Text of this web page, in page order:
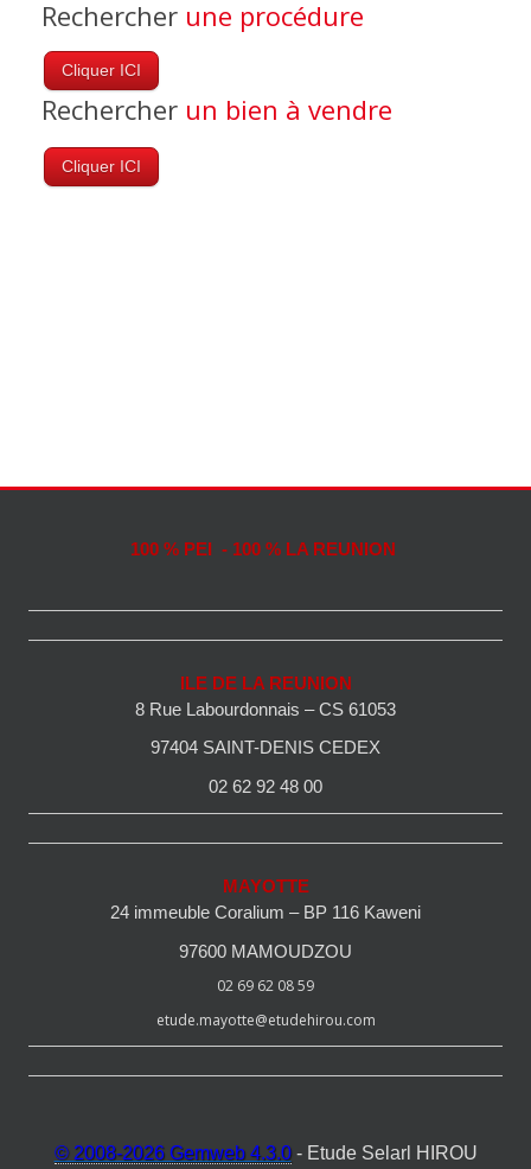
Rechercher une procédure
Cliquer ICI
Rechercher un bien à vendre
Cliquer ICI
100 % PEI - 100 % LA REUNION
ILE DE LA REUNION
8 Rue Labourdonnais – CS 61053
97404 SAINT-DENIS CEDEX
02 62 92 48 00
MAYOTTE
24 immeuble Coralium – BP 116 Kaweni
97600 MAMOUDZOU
02 69 62 08 59
etude.mayotte@etudehirou.com
© 2008-2026 Gemweb 4.3.0- Etude Selarl HIROU